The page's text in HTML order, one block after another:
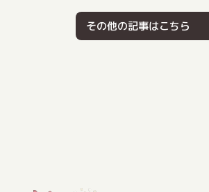
その他の記事はこちら